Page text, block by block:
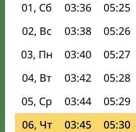
01, Сб 03:36 05:25
02, Вс
03:38 05:26
03, Пн
03:40 05:27
04, Вт
03:42 05:28
05, Ср
03:44 05:29
06, Чт
03:45 05:30